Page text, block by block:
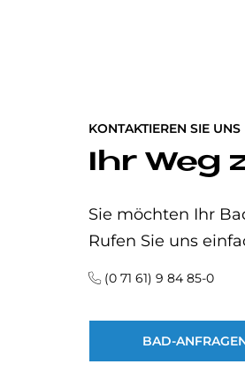
KONTAKTIEREN SIE UNS
Ihr Weg
Sie möchten Ihr
Rufen Sie uns
(0 71 61) 9 84 85-0
BAD-